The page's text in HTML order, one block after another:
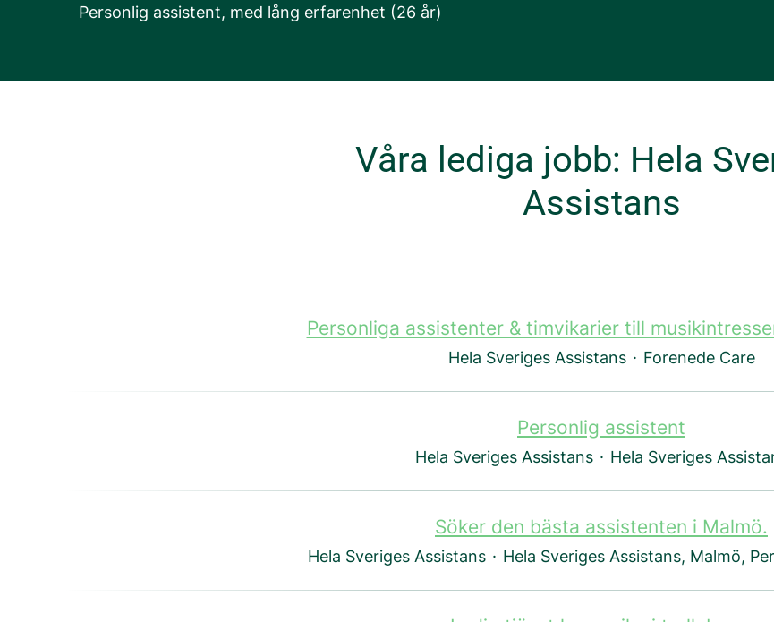
Personlig assistent, med lång erfarenhet (26 år)
Våra lediga jobb: Hela
Assistans
Personliga assistenter & timvikarier till
Hela Sveriges Assistans · Forenede Care
Personlig assistent
Hela Sveriges Assistans · Hela Sveriges
Söker den bästa assistenten i Malmö.
Hela Sveriges Assistans · Hela Sveriges Assistans, Malmö,